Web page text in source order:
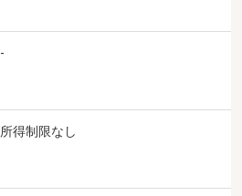
-
所得制限なし